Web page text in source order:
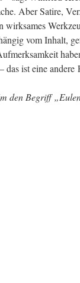
Aber Sati­re,
wirk­sa­mes
vom Inhalt,
das ist eine ande­re
den Begriff